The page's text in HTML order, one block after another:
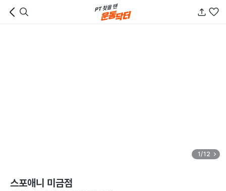
1/12
스포애니 미금점